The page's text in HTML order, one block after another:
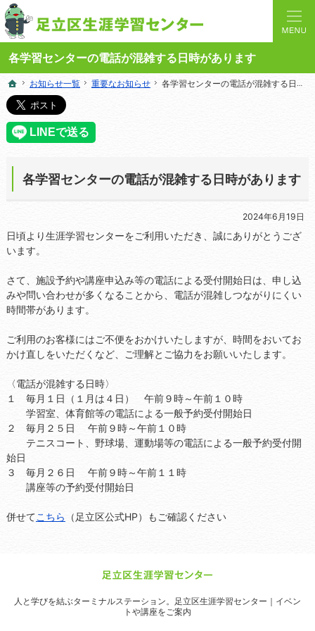
各学習センターの電話が混雑する日時があります
人と学びを結ぶターミナルステーション。地域の講座や施設をご案内しています。
足立区生涯学習センターの総合案内サイト
ホーム
お知らせ一覧 重要なお知らせ 各学習センターの電話が混雑する日時があります
各学習センターの電話が混雑する日時があります
2024年6月19日
日頃より生涯学習センターをご利用いただき、誠にありがとうござ
います。
さて、施設予約や講座申込み等の電話による受付開始日は、申し込
みや問い合わせが多くなることから、電話が混雑しつながりにくい
時間帯があります。
ご利用のお客様にはご不便をおかけいたしますが、時間をおいてお
かけ直しをいただくなど、ご理解とご協力をお願いいたします。
〈電話が混雑する日時〉
１ 毎月１日（１月は４日） 午前９時～午前１０時
学習室、体育館等の電話による一般予約受付開始日
２ 毎月２５日 午前９時～午前１０時
テニスコート、野球場、運動場等の電話による一般予約受付開
始日
３ 毎月２６日 午前９時～午前１１時
講座等の予約受付開始日
併せてこちら （足立区公式HP）もご確認ください
ホーム
お知らせ一覧 重要なお知らせ 各学習センターの電話が混雑する日時があります
人と学びを結ぶターミナルステーション。
足立区生涯学習センター｜イベン
トや講座をご案内